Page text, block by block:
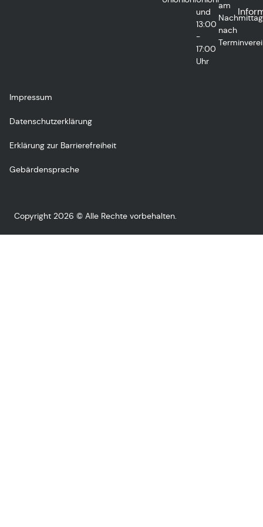
und
13:00
-
17:00
Uhr
am
Nachmittag
nach
Impressum
Datenschutzerklärung
Erklärung zur Barrierefreiheit
Gebärdensprache
Copyright 2026 © Alle Rechte vorbehalten.